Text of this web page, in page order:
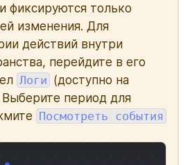
фиксируются только
изменения. Для
действий внутри
перейдите в его
Логи (доступно на
Выберите период для
Посмотреть события